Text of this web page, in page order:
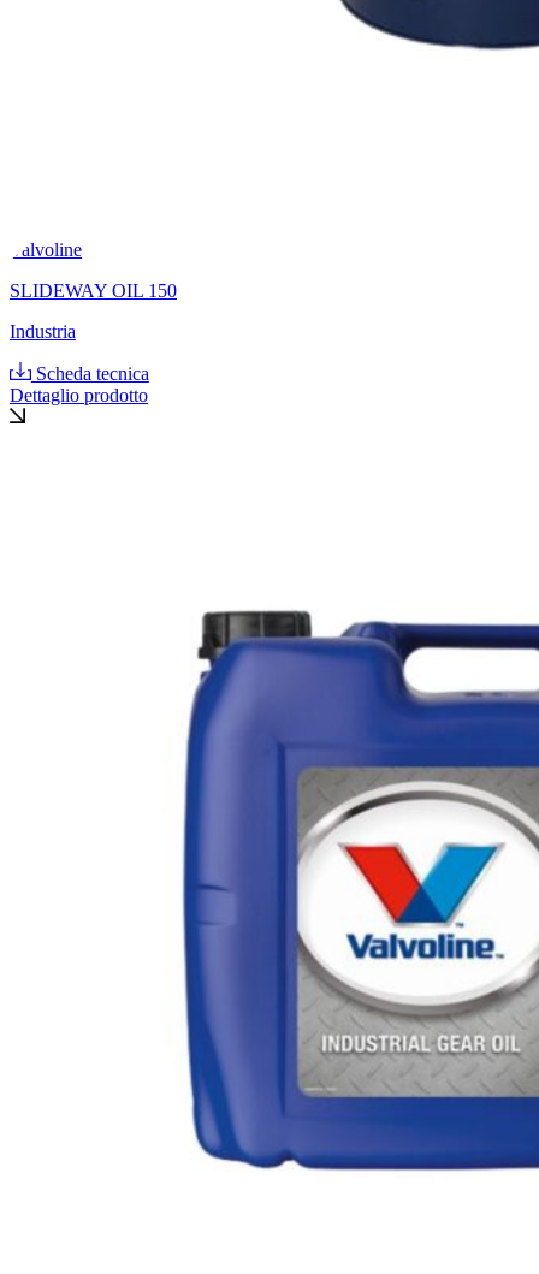
Valvoline
SLIDEWAY OIL 150
Industria
Scheda tecnica
Dettaglio prodotto